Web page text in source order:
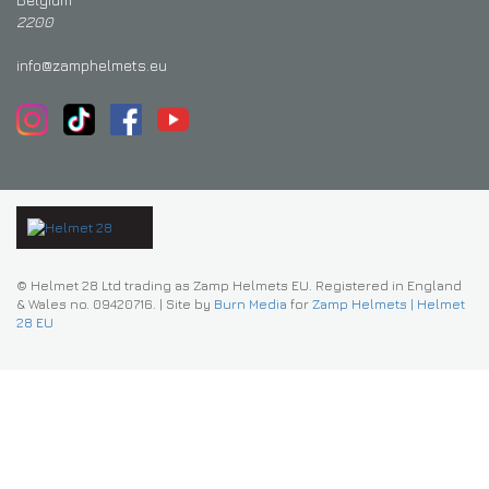
FAQS
DRIVERS/PARTNERS
MITT KONTO
DRIVERS/PARTNERS
RESURSER
KONTAKT
REGISTRERINGSFORMULÄR FÖR AMBASSADÖRER
2200
info@zamphelmets.eu
© Helmet 28 Ltd trading as Zamp Helmets EU. Registered in England
& Wales no. 09420716. | Site by Burn Media for Zamp Helmets | Helmet
28 EU